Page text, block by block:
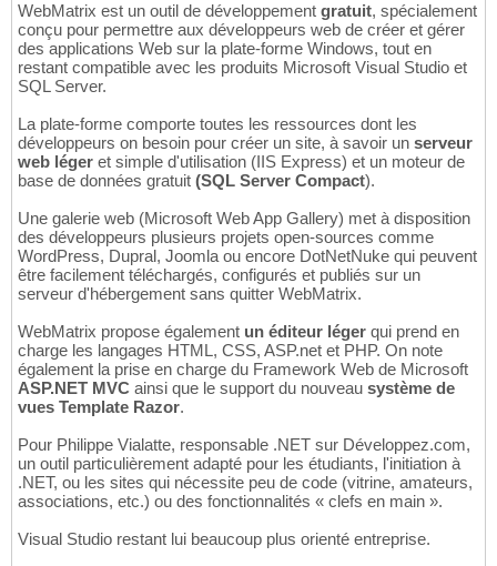
WebMatrix est un outil de développement gratuit, spécialement
conçu pour permettre aux développeurs web de créer et gérer
des applications Web sur la plate-forme Windows, tout en
restant compatible avec les produits Microsoft Visual Studio et
SQL Server.
La plate-forme comporte toutes les ressources dont les
développeurs on besoin pour créer un site, à savoir un serveur
web léger et simple d'utilisation (IIS Express) et un moteur de
base de données gratuit (SQL Server Compact).
Une galerie web (Microsoft Web App Gallery) met à disposition
des développeurs plusieurs projets open-sources comme
WordPress, Dupral, Joomla ou encore DotNetNuke qui peuvent
être facilement téléchargés, configurés et publiés sur un
serveur d'hébergement sans quitter WebMatrix.
WebMatrix propose également un éditeur léger qui prend en
charge les langages HTML, CSS, ASP.net et PHP. On note
également la prise en charge du Framework Web de Microsoft
ASP.NET MVC ainsi que le support du nouveau système de
vues Template Razor.
Pour Philippe Vialatte, responsable .NET sur Développez.com,
un outil particulièrement adapté pour les étudiants, l'initiation à
.NET, ou les sites qui nécessite peu de code (vitrine, amateurs,
associations, etc.) ou des fonctionnalités « clefs en main ».
Visual Studio restant lui beaucoup plus orienté entreprise.